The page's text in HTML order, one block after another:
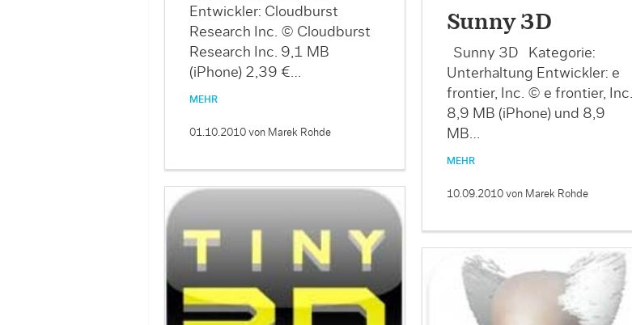
Entwickler: Cloudburst
Research Inc. © Cloudburst
Research Inc. 9,1 MB
(iPhone) 2,39 €…
MEHR
01.10.2010 von Marek Rohde
Sunny 3D
Sunny 3D Kategorie:
Unterhaltung Entwickler: e
frontier, Inc. © e frontier, Inc.
8,9 MB (iPhone) und 8,9
MB…
MEHR
10.09.2010 von Marek Rohde